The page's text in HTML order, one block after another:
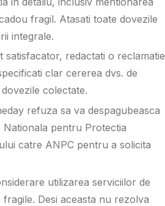
fragil. Atasati toate dovezile
integrale.
satisfacator, redactati o reclamatie
clar cererea dvs. de
colectate.
refuza sa va despagubeasca
pentru Protectia
catre ANPC pentru a solicita
utilizarea serviciilor de
Desi aceasta nu rezolva